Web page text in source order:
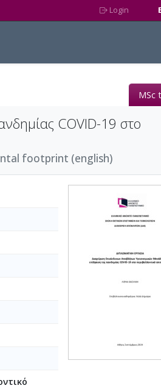
Login
MSc
COVID-19 στο
footprint (english)